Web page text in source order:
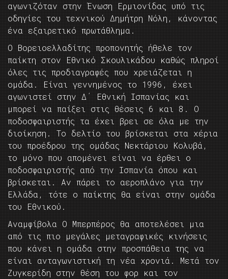
αγωνιζόταν στην Ένωση Ερμιονίδας υπό τις
οδηγίες του τεχνικού Δημήτρη Νόλη, κάνοντας
ένα εξαιρετικό πρωτάθλημα.
Ο Βορειοελλαδίτης προπονητής ήθελε τον
παίκτη στον Εθνικό Σκουλικάδου καθώς πληροί
όλες τις προδιαγραφές που χρειάζεται η
ομάδα. Είναι γεννημένος το 1996, έχει
αγωνιστεί στην Δ΄ Εθνική Ισπανίας και
μπορεί να παίξει στις θέσεις 6 και 8. Ο
ποδοσφαιριστής τα έχει βρει σε όλα με την
διοίκηση. Το δελτίο του βρίσκεται στα χέρια
του προέδρου της ομάδας Νεκτάριου Κολυβά,
το μόνο που απομένει είναι να έρθει ο
ποδοσφαιριστής από την Ισπανία όπου και
βρίσκεται. Αν πάρει το αεροπλάνο για την
Ελλάδα, τότε ο παίκτης θα είναι στην ομάδα
του Εθνικού.
Αναμφίβολα O Μπερπέρος θα αποτελέσει μια
από τις πιο μεγάλες μεταγραφικές κινήσεις
που κάνει η ομάδα στην προσπάθεια της να
είναι ανταγωνιστική τη νέα χρονιά. Μετά τον
Ζυγκερίδη στην θέση του φορ και τον